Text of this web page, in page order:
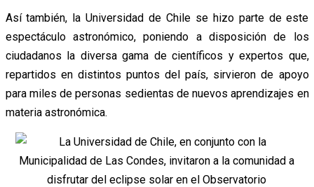
Así también, la Universidad de Chile se hizo parte de este
espectáculo astronómico, poniendo a disposición de los
ciudadanos la diversa gama de científicos y expertos que,
repartidos en distintos puntos del país, sirvieron de apoyo
para miles de personas sedientas de nuevos aprendizajes en
materia astronómica.